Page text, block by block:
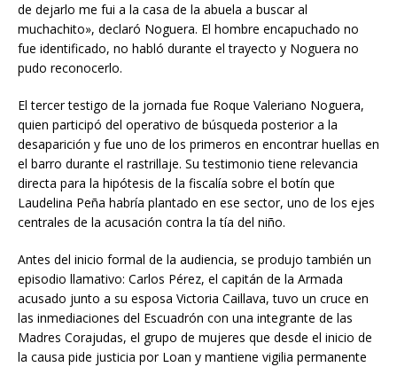
de dejarlo me fui a la casa de la abuela a buscar al
muchachito», declaró Noguera. El hombre encapuchado no
fue identificado, no habló durante el trayecto y Noguera no
pudo reconocerlo.
El tercer testigo de la jornada fue Roque Valeriano Noguera,
quien participó del operativo de búsqueda posterior a la
desaparición y fue uno de los primeros en encontrar huellas en
el barro durante el rastrillaje. Su testimonio tiene relevancia
directa para la hipótesis de la fiscalía sobre el botín que
Laudelina Peña habría plantado en ese sector, uno de los ejes
centrales de la acusación contra la tía del niño.
Antes del inicio formal de la audiencia, se produjo también un
episodio llamativo: Carlos Pérez, el capitán de la Armada
acusado junto a su esposa Victoria Caillava, tuvo un cruce en
las inmediaciones del Escuadrón con una integrante de las
Madres Corajudas, el grupo de mujeres que desde el inicio de
la causa pide justicia por Loan y mantiene vigilia permanente